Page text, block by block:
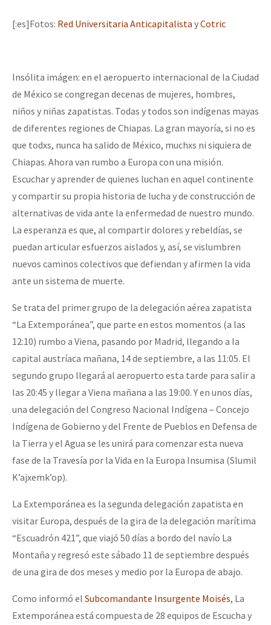
EZLN
AutonomÍa y Resistencia
Megaproyectos
Migración
Presos
Mujeres
Niñxs
ETIQUETAS
MULTIMEDIA
Audio
Fotorreportaje
Video
Otras secciones
Semillero Guerra contra la Humanidad. (Las poblaciones y
la naturaleza bajo asedio)
Libros para descargar
Medios Libres
COVID-19
Eventos
[CDMX – 20 julio] Jornadas globales por la libertad de Jesús
“Sonhando a Terra do Bem Virá” se publica no Estado Espanhol
Se o México sabe, que o mundo saiba! Nossas lutas pela
[25 abr – CDMX] Tokín por el CNI: 30 años de Resistencia y
[:es]Fotos: Red Universitaria Anticapitalista yCotric
Insólita imágen: en el aeropuerto internacional de la Ciudad
de México se congregan decenas de mujeres, hombres,
niños y niñas zapatistas. Todas y todos son indígenas mayas
de diferentes regiones de Chiapas. La gran mayoría, si no es
que todxs, nunca ha salido de México, muchxs ni siquiera de
Chiapas. Ahora van rumbo a Europa con una misión.
Escuchar y aprender de quienes luchan en aquel continente
y compartir su propia historia de lucha y de construcción de
alternativas de vida ante la enfermedad de nuestro mundo.
La esperanza es que, al compartir dolores y rebeldías, se
puedan articular esfuerzos aislados y, así, se vislumbren
nuevos caminos colectivos que defiendan y afirmen la vida
ante un sistema de muerte.
Se trata del primer grupo de la delegación aérea zapatista
“La Extemporánea”, que parte en estos momentos (a las
12:10) rumbo a Viena, pasando por Madrid, llegando a la
capital austríaca mañana, 14 de septiembre, a las 11:05. El
segundo grupo llegará al aeropuerto esta tarde para salir a
las 20:45 y llegar a Viena mañana a las 19:00. Y en unos días,
una delegación del Congreso Nacional Indígena – Concejo
Indígena de Gobierno y del Frente de Pueblos en Defensa de
la Tierra y el Agua se les unirá para comenzar esta nueva
fase de la Travesía por la Vida en la Europa Insumisa (Slumil
K’ajxemk’op).
La Extemporánea es la segunda delegación zapatista en
visitar Europa, después de la gira de la delegación marítima
“Escuadrón 421”, que viajó 50 días a bordo del navío La
Montaña y regresó este sábado 11 de septiembre después
de una gira de dos meses y medio por la Europa de abajo.
Como informó el Subcomandante Insurgente Moisés, La
Extemporánea está compuesta de 28 equipos de Escucha y